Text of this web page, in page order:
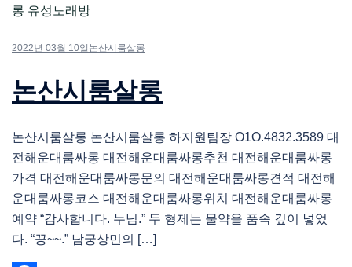
2022년 03월 10일 논산시룸살롱
논산시룸살롱
논산시룸살롱 논산시룸살롱 하지원팀장 O1O.4832.3589 대
전해운대룸싸롱 대전해운대룸싸롱추천 대전해운대룸싸롱
가격 대전해운대룸싸롱문의 대전해운대룸싸롱견적 대전해
운대룸싸롱코스 대전해운대룸싸롱위치 대전해운대룸싸롱
예약 “감사합니다. 누님.” 두 형제는 물약을 품속 깊이 넣었
다. “끙~~.” 남궁상민의 […]